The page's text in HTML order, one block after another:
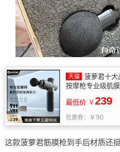
菠萝君十大
按摩枪专业级肌
最低价 ￥239
优惠券： ￥90
这款菠萝君筋膜枪到手后材质还